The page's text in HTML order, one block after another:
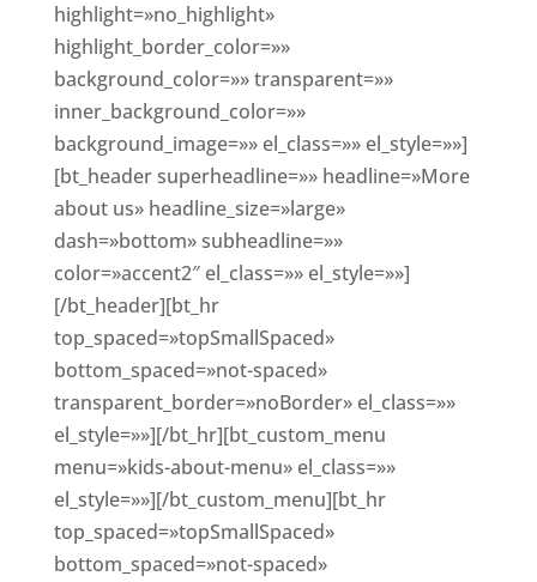
highlight=»no_highlight»
highlight_border_color=»»
background_color=»» transparent=»»
inner_background_color=»»
background_image=»» el_class=»» el_style=»»]
[bt_header superheadline=»» headline=»More
about us» headline_size=»large»
dash=»bottom» subheadline=»»
color=»accent2″ el_class=»» el_style=»»]
[/bt_header][bt_hr
top_spaced=»topSmallSpaced»
bottom_spaced=»not-spaced»
transparent_border=»noBorder» el_class=»»
el_style=»»][/bt_hr][bt_custom_menu
menu=»kids-about-menu» el_class=»»
el_style=»»][/bt_custom_menu][bt_hr
top_spaced=»topSmallSpaced»
bottom_spaced=»not-spaced»